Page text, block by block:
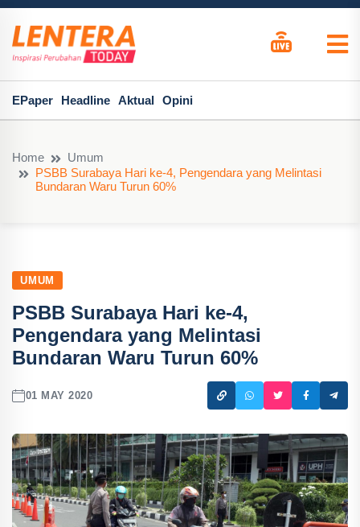
EPaper Headline Aktual Opini
Home
Umum
PSBB Surabaya Hari ke-4, Pengendara yang Melintasi
Bundaran Waru Turun 60%
UMUM
PSBB Surabaya Hari ke-4,
Pengendara yang Melintasi
Bundaran Waru Turun 60%
01 MAY 2020